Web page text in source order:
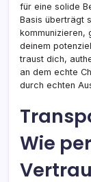
für eine solide
Basis überträgt
kommunizieren,
deinem
traust dich,
an dem echte
durch echten
Wie